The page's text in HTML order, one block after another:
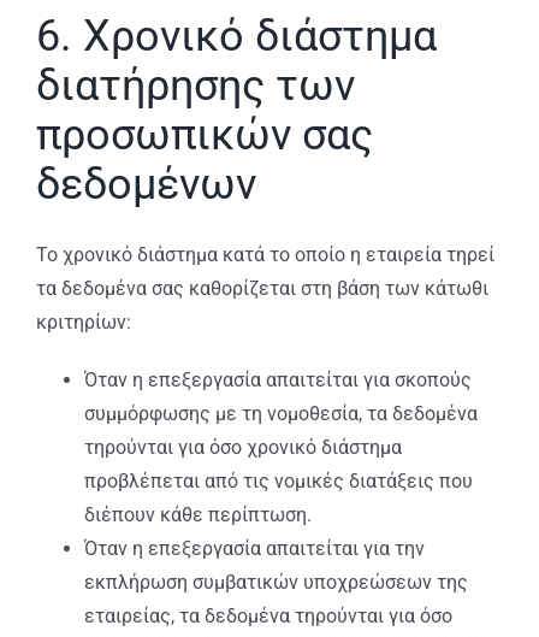
6. Χρονικό διάστημα
διατήρησης των
προσωπικών σας
δεδομένων
Το χρονικό διάστημα κατά το οποίο η εταιρεία τηρεί
τα δεδομένα σας καθορίζεται στη βάση των κάτωθι
κριτηρίων:
Όταν η επεξεργασία απαιτείται για σκοπούς
συμμόρφωσης με τη νομοθεσία, τα δεδομένα
τηρούνται για όσο χρονικό διάστημα
προβλέπεται από τις νομικές διατάξεις που
διέπουν κάθε περίπτωση.
Όταν η επεξεργασία απαιτείται για την
εκπλήρωση συμβατικών υποχρεώσεων της
εταιρείας, τα δεδομένα τηρούνται για όσο